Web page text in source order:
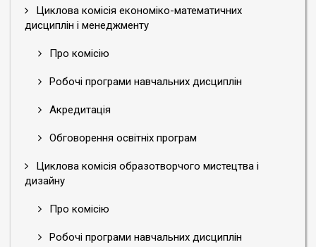
Циклова комісія економіко-математичних
дисциплін і менеджменту
Про комісію
Робочі програми навчальних дисциплін
Акредитація
Обговорення освітніх програм
Циклова комісія образотворчого мистецтва і
дизайну
Про комісію
Робочі програми навчальних дисциплін